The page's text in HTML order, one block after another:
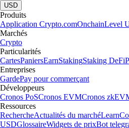
USD
Produits
Application Crypto.comOnchainLevel
Marchés
Crypto
Particularités
CartesPaniersEarnStakingStaking DeFi
Entreprises
GardePay pour commerçant
Développeurs
Cronos PoSCronos EVMCronos
Ressources
RechercheActualités du marchéLearn
USDGlossaireWidgets de prixBot